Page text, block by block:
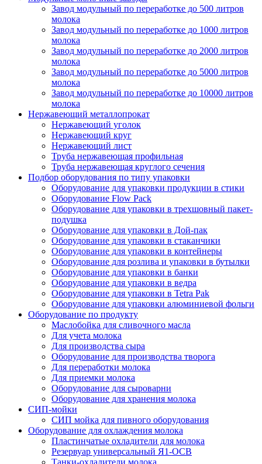
Завод модульный по переработке до 500 литров
молока
Завод модульный по переработке до 1000 литров
молока
Завод модульный по переработке до 2000 литров
молока
Завод модульный по переработке до 5000 литров
молока
Завод модульный по переработке до 10000 литров
молока
Нержавеющий металлопрокат
Нержавеющий уголок
Нержавеющий круг
Нержавеющий лист
Труба нержавеющая профильная
Труба нержавеющая круглого сечения
Подбор оборудования по типу упаковки
Оборудование для упаковки продукции в стики
Оборудование Flow Pack
Оборудование для упаковки в трехшовный пакет-
подушка
Оборудование для упаковки в Дой-пак
Оборудование для упаковки в стаканчики
Оборудование для упаковки в контейнеры
Оборудование для розлива и упаковки в бутылки
Оборудование для упаковки в банки
Оборудование для упаковки в ведра
Оборудование для упаковки в Tetra Pak
Оборудование для упаковки алюминиевой фольги
Оборудование по продукту
Маслобойка для сливочного масла
Для учета молока
Для производства сыра
Оборудование для производства творога
Для переработки молока
Для приемки молока
Оборудование для сыроварни
Оборудование для хранения молока
СИП-мойки
СИП мойка для пивного оборудования
Оборудование для охлаждения молока
Пластинчатые охладители для молока
Резервуар универсальный Я1-ОСВ
Танки-охладители молока